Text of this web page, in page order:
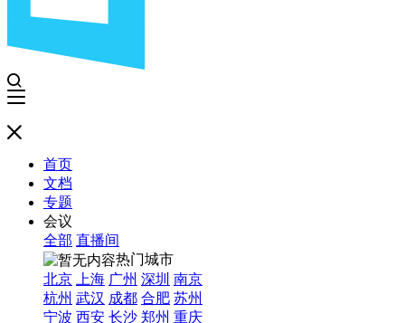
首页
文档
专题
会议
全部 直播间
热门城市
北京
上海 广州 深圳 南京
杭州 武汉 成都 合肥 苏州
宁波 西安 长沙 郑州 重庆